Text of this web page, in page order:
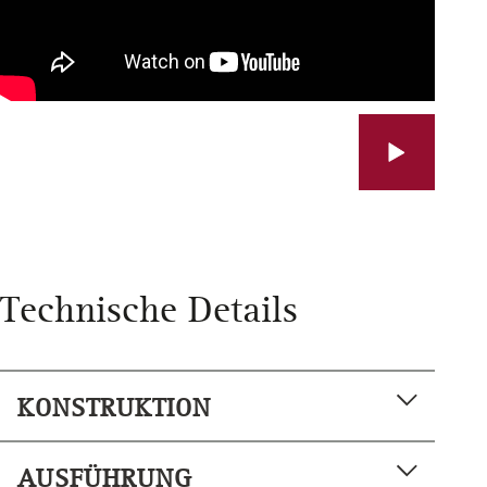
Technische Details
KONSTRUKTION
Systemständer Bauweise
AUSFÜHRUNG